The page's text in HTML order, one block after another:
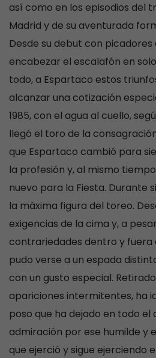
así como en los episodios del
Madrid y de su aventurada
Desde su debut con picadores
encabezar el escalafón en
todo, a Espartaco estos
alcanzar una cotización
1985, con el agua al cuello,
llegó el toro de la
que Espartaco cambió para
la profesión y, al mismo
nuevo para la Fiesta. Durante
la máxima figura del toreo.
exigencias de la cima y, a
contrariedades dentro y fuera
pudo verse a un espada
con un gusto especial.
apariciones intermitentes, ha
poso que ha dejado en todo el
admiración por ese humilde y
que ejerció y sigue ejerciendo